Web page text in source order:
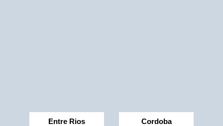
Entre Rios Cordoba